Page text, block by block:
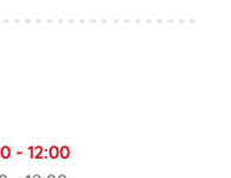
- 12:00